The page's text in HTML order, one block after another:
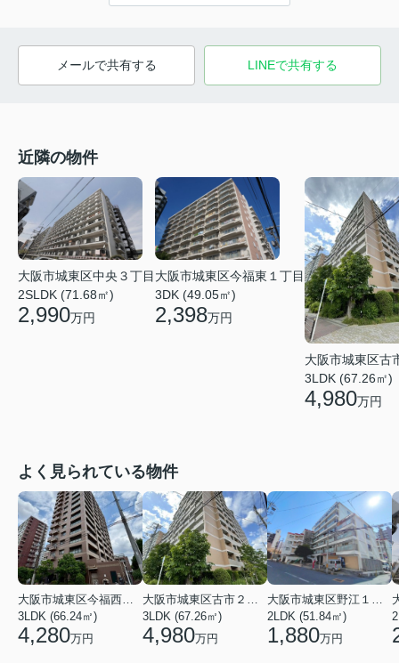
メールで共有する LINEで共有する
近隣の物件
大阪市城東区中央３丁目
2SLDK (71.68㎡)
2,990万円
大阪市城東区今福東１丁目
3DK (49.05㎡)
2,398万円
大阪市城東区古
3LDK (67.26㎡)
4,980万円
よく見られている物件
大阪市城東区今福西６丁目
3LDK (66.24㎡)
4,280万円
大阪市城東区古市２丁目
3LDK (67.26㎡)
4,980万円
大阪市城東区野江１丁目
2LDK (51.84㎡)
1,880万円